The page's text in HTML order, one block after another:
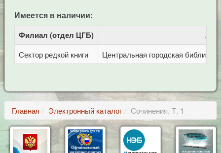
Имеется в наличии:
Филиал (отдел ЦГБ)
Сектор редкой книги Центральная городская
Главная Электронный каталог Сочинения. Т. 1